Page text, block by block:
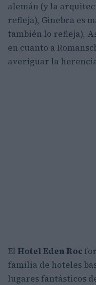
alemán (y la
refleja), Ginebra es
también lo refleja),
en cuanto a
averiguar la
El Hotel Eden Roc
familia de hoteles
lugares fantásticos